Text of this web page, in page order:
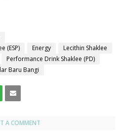
(ESP)
Energy
Lecithin Shaklee
Performance Drink Shaklee (PD)
Baru Bangi
A COMMENT